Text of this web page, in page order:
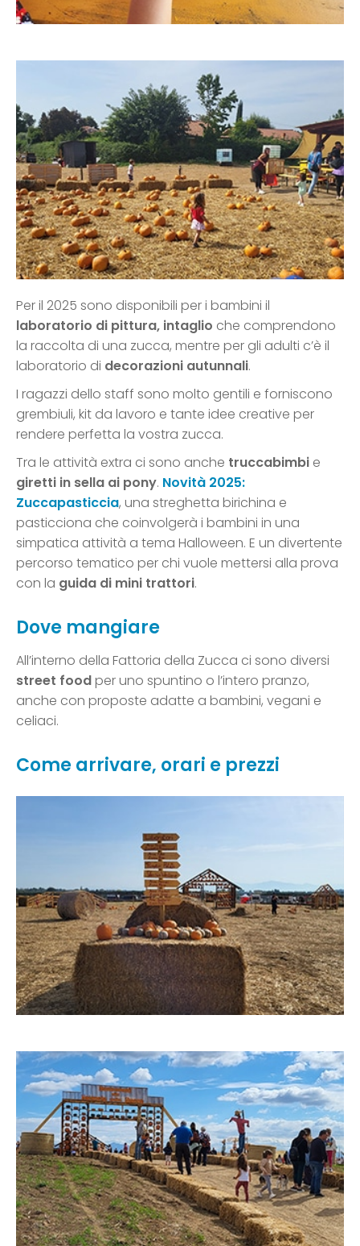
Per il 2025 sono disponibili per i bambini il
laboratorio di pittura, intaglio che comprendono
la raccolta di una zucca, mentre per gli adulti c’è il
laboratorio di decorazioni autunnali.
I ragazzi dello staff sono molto gentili e forniscono
grembiuli, kit da lavoro e tante idee creative per
rendere perfetta la vostra zucca.
Tra le attività extra ci sono anche truccabimbi e
giretti in sella ai pony. Novità 2025:
Zuccapasticcia, una streghetta birichina e
pasticciona che coinvolgerà i bambini in una
simpatica attività a tema Halloween. E un divertente
percorso tematico per chi vuole mettersi alla prova
con la guida di mini trattori.
Dove mangiare
All’interno della Fattoria della Zucca ci sono diversi
street foodper uno spuntino o l’intero pranzo,
anche con proposte adatte a bambini, vegani e
celiaci.
Come arrivare, orari e prezzi